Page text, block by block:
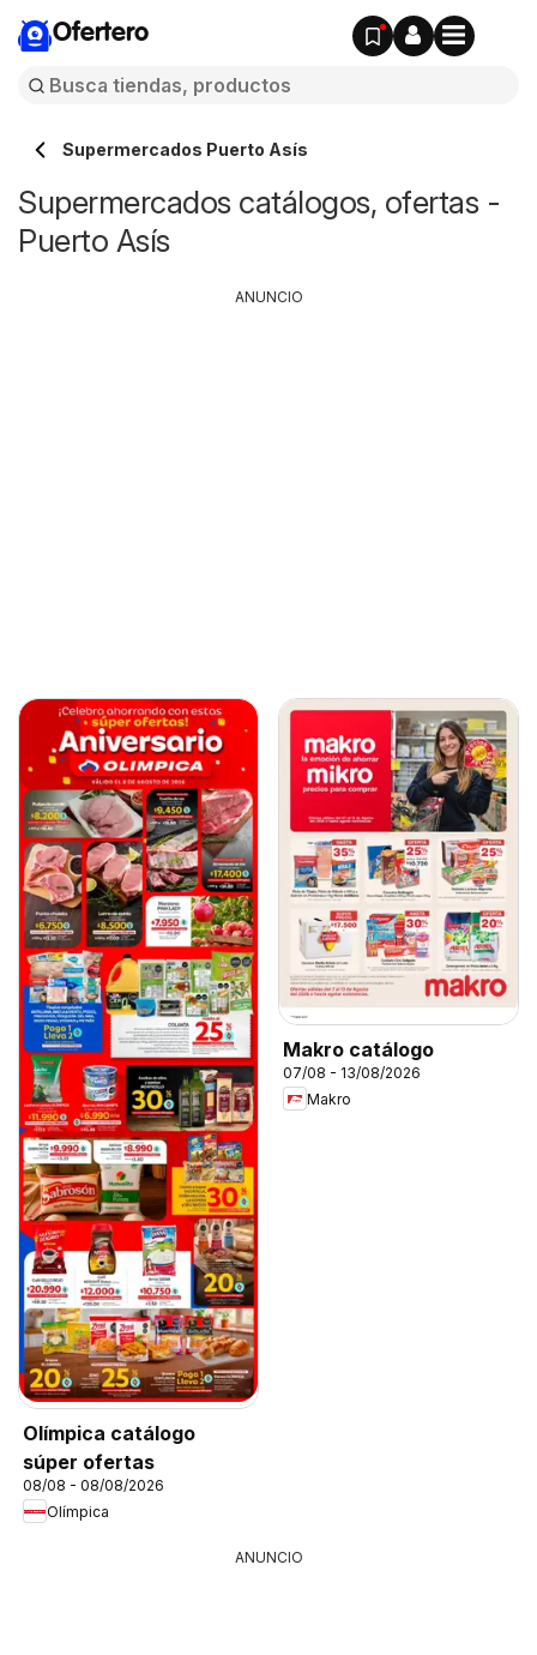
Ofertero
Supermercados Puerto Asís
Supermercados catálogos, ofertas -
Puerto Asís
Olímpica catálogo
súper ofertas
08/08 - 08/08/2026
Olímpica
Makro catálogo
07/08 - 13/08/2026
Makro
ANUNCIO
ANUNCIO